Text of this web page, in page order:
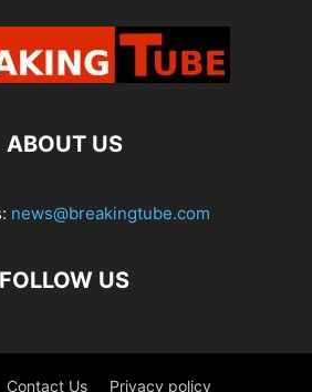
ABOUT US
news@breakingtube.com
FOLLOW US
Contact Us Privacy policy